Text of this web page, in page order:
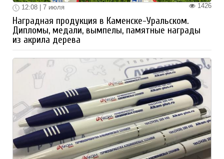
1426
12:08 | 7 июля
Наградная продукция в Каменске-Уральском.
Дипломы, медали, вымпелы, памятные награды
из акрила дерева